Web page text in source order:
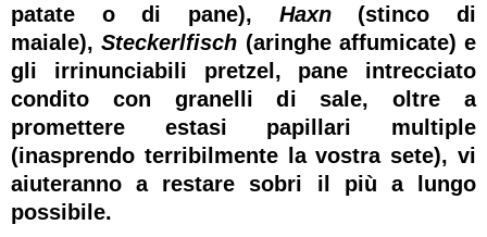
patate o di pane), Haxn(stinco di
maiale),Steckerlfisch (aringhe affumicate) e
gli irrinunciabili pretzel, pane intrecciato
condito con granelli di sale, oltre a
promettere estasi papillari multiple
(inasprendo terribilmente la vostra sete), vi
aiuteranno a restare sobri il più a lungo
possibile.